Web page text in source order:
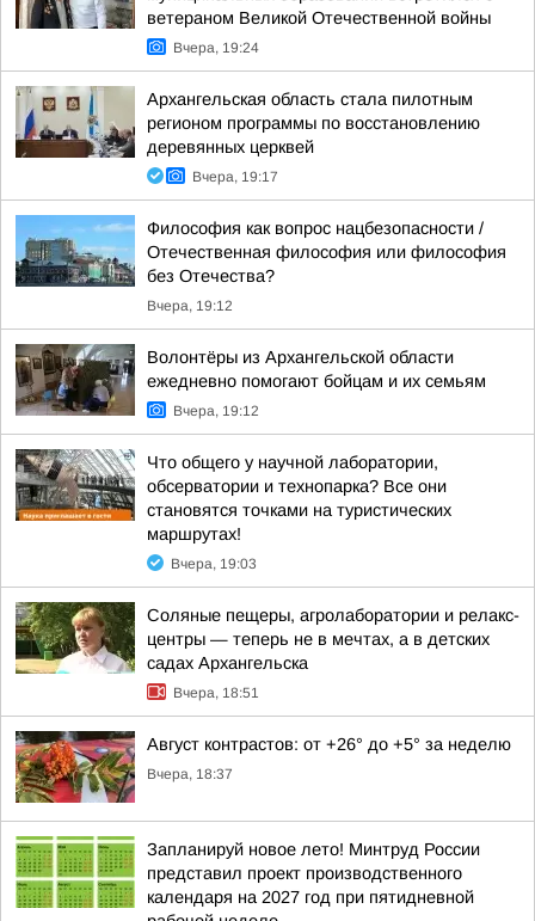
ветераном Великой Отечественной войны
Вчера, 19:24
Архангельская область стала пилотным
регионом программы по восстановлению
деревянных церквей
Вчера, 19:17
Философия как вопрос нацбезопасности /
Отечественная философия или философия
без Отечества?
Вчера, 19:12
Волонтёры из Архангельской области
ежедневно помогают бойцам и их семьям
Вчера, 19:12
Что общего у научной лаборатории,
обсерватории и технопарка? Все они
становятся точками на туристических
маршрутах!
Вчера, 19:03
Соляные пещеры, агролаборатории и релакс-
центры — теперь не в мечтах, а в детских
садах Архангельска
Вчера, 18:51
Август контрастов: от +26° до +5° за неделю
Вчера, 18:37
Запланируй новое лето! Минтруд России
представил проект производственного
календаря на 2027 год при пятидневной